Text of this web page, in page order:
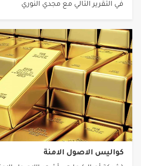
في التقرير التالي مع مجدي النوري
كواليس الاصول الامنة